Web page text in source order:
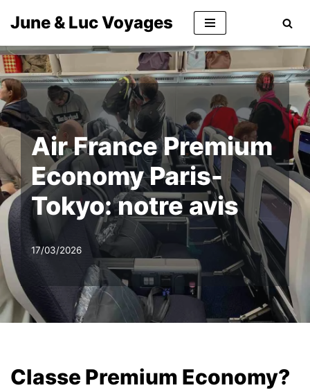
au
contenu
June & Luc Voyages
Air France Premium
Economy Paris-
Tokyo: notre avis
17/03/2026
Classe Premium Economy?